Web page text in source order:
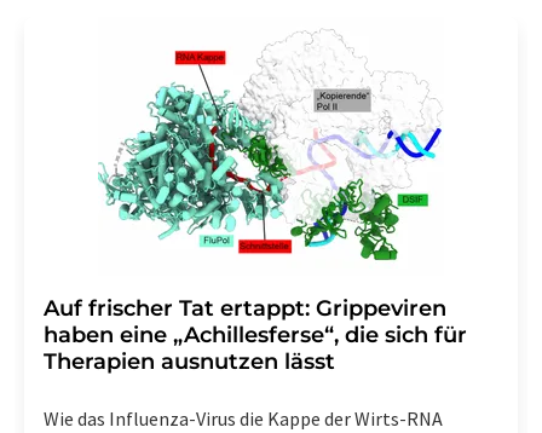
Auf frischer Tat ertappt: Grippeviren
haben eine „Achillesferse“, die sich für
Therapien ausnutzen lässt
Wie das Influenza-Virus die Kappe der Wirts-RNA